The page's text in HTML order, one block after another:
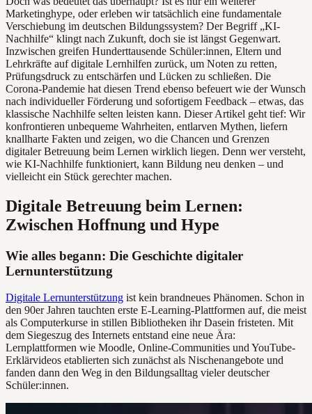
Marketinghype, oder erleben wir tatsächlich eine fundamentale
Verschiebung im deutschen Bildungssystem? Der Begriff „KI-
Nachhilfe“ klingt nach Zukunft, doch sie ist längst Gegenwart.
Inzwischen greifen Hunderttausende Schüler:innen, Eltern und
Lehrkräfte auf digitale Lernhilfen zurück, um Noten zu retten,
Prüfungsdruck zu entschärfen und Lücken zu schließen. Die
Corona-Pandemie hat diesen Trend ebenso befeuert wie der Wunsch
nach individueller Förderung und sofortigem Feedback – etwas, das
klassische Nachhilfe selten leisten kann. Dieser Artikel geht tief: Wir
konfrontieren unbequeme Wahrheiten, entlarven Mythen, liefern
knallharte Fakten und zeigen, wo die Chancen und Grenzen
digitaler Betreuung beim Lernen wirklich liegen. Denn wer versteht,
wie KI-Nachhilfe funktioniert, kann Bildung neu denken – und
vielleicht ein Stück gerechter machen.
Digitale Betreuung beim Lernen:
Zwischen Hoffnung und Hype
Wie alles begann: Die Geschichte digitaler
Lernunterstützung
Digitale Lernunterstützung ist kein brandneues Phänomen. Schon in
den 90er Jahren tauchten erste E-Learning-Plattformen auf, die meist
als Computerkurse in stillen Bibliotheken ihr Dasein fristeten. Mit
dem Siegeszug des Internets entstand eine neue Ära:
Lernplattformen wie Moodle, Online-Communities und YouTube-
Erklärvideos etablierten sich zunächst als Nischenangebote und
fanden dann den Weg in den Bildungsalltag vieler deutscher
Schüler:innen.